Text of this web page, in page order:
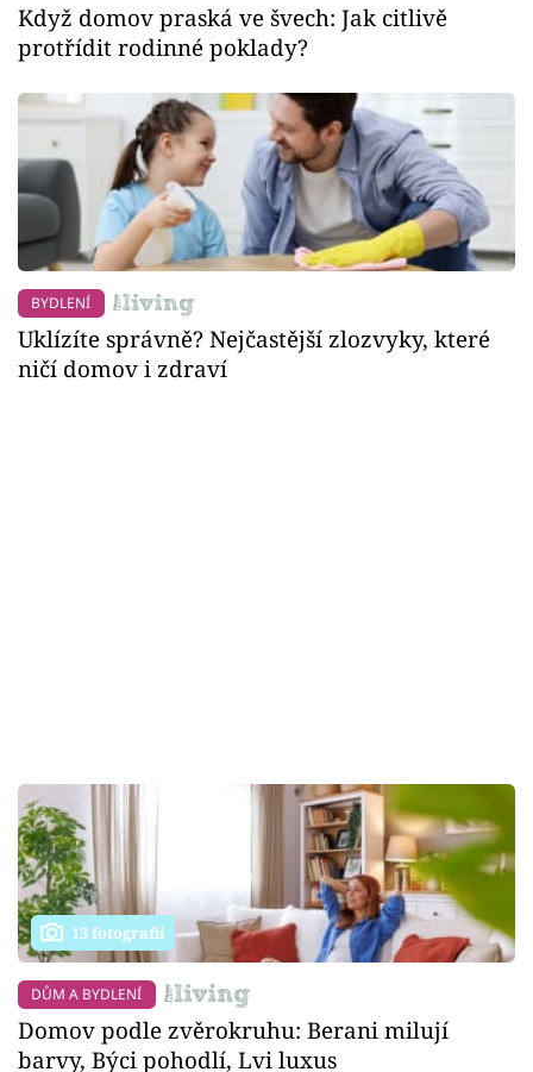
Když domov praská ve švech: Jak citlivě
protřídit rodinné poklady?
BYDLENÍ
Uklízíte správně? Nejčastější zlozvyky, které
ničí domov i zdraví
13 fotografií
DŮM A BYDLENÍ
Domov podle zvěrokruhu: Berani milují
barvy, Býci pohodlí, Lvi luxus